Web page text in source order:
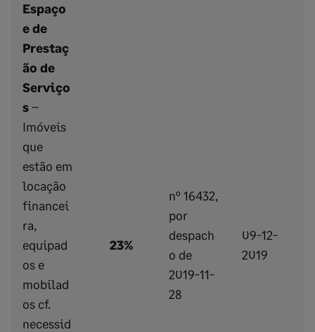
Espaço
e de
Prestaç
ão de
Serviço
s–
Imóveis
que
estão em
locação
financei
ra,
equipad
os e
mobilad
os cf.
necessid
23%
nº 16432,
por
despach
o de
2019-11-
28
09-12-
2019